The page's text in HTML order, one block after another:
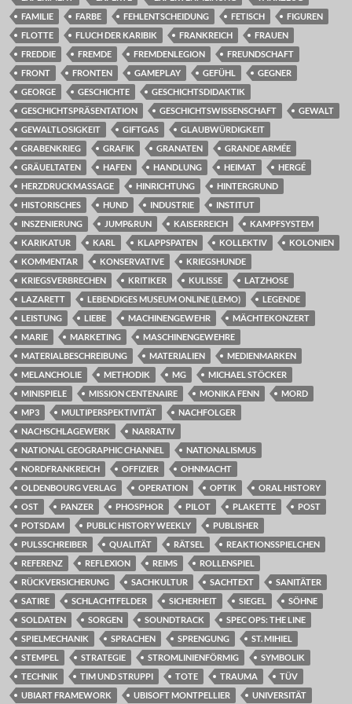
FAMILIE
FARBE FEHLENTSCHEIDUNG FETISCH
FIGUREN
FLOTTE
FLUCH DER KARIBIK FRANKREICH
FRAUEN
FREDDIE
FREMDE FREMDENLEGION
FREUNDSCHAFT
FRONT
FRONTEN GAMEPLAY GEFÜHL
GEGNER
GEORGE
GESCHICHTE
GESCHICHTSDIDAKTIK
GESCHICHTSPRÄSENTATION
GESCHICHTSWISSENSCHAFT
GEWALT
GEWALTLOSIGKEIT
GIFTGAS
GLAUBWÜRDIGKEIT
GRABENKRIEG
GRAFIK GRANATEN
GRANDE ARMÉE
GRÄUELTATEN
HAFEN HANDLUNG HEIMAT
HERGÉ
HERZDRUCKMASSAGE
HINRICHTUNG
HINTERGRUND
HISTORISCHES
HUND INDUSTRIE
INSTITUT
INSZENIERUNG
JUMP&RUN KAISERREICH
KAMPFSYSTEM
KARIKATUR
KARL KLAPPSPATEN KOLLEKTIV
KOLONIEN
KOMMENTAR
KONSERVATIVE
KRIEGSHUNDE
KRIEGSVERBRECHEN
KRITIKER KULISSE
LATZHOSE
LAZARETT
LEBENDIGES MUSEUM ONLINE (LEMO)
LEGENDE
LEISTUNG
LIEBE MACHINENGEWEHR
MÄCHTEKONZERT
MARIE
MARKETING
MASCHINENGEWEHRE
MATERIALBESCHREIBUNG
MATERIALIEN
MEDIENMARKEN
MELANCHOLIE
METHODIK MG
MICHAEL STÖCKER
MINISPIELE
MISSION CENTENAIRE MONIKA FENN
MORD
MP3
MULTIPERSPEKTIVITÄT
NACHFOLGER
NACHSCHLAGEWERK
NARRATIV
NATIONAL GEOGRAPHIC CHANNEL
NATIONALISMUS
NORDFRANKREICH
OFFIZIER
OHNMACHT
OLDENBOURG VERLAG
OPERATION OPTIK
ORAL HISTORY
OST
PANZER PHOSPHOR PILOT PLAKETTE
POST
POTSDAM
PUBLIC HISTORY WEEKLY
PUBLISHER
PULSSCHREIBER
QUALITÄT RÄTSEL
REAKTIONSSPIELCHEN
REFERENZ
REFLEXION REIMS
ROLLENSPIEL
RÜCKVERSICHERUNG
SACHKULTUR SACHTEXT
SANITÄTER
SATIRE
SCHLACHTFELDER SICHERHEIT SIEGEL
SÖHNE
SOLDATEN
SORGEN SOUNDTRACK
SPEC OPS: THE LINE
SPIELMECHANIK
SPRACHEN SPRENGUNG
ST. MIHIEL
STEMPEL
STRATEGIE STROMLINIENFÖRMIG
SYMBOLIK
TECHNIK
TIM UND STRUPPI TOTE TRAUMA
TÜV
UBIART FRAMEWORK
UBISOFT MONTPELLIER UNIVERSITÄT